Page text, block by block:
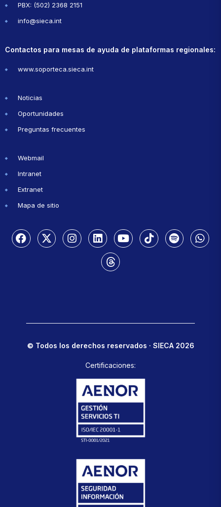
PBX: (502) 2368 2151
info@sieca.int
Contactos para mesas de ayuda de plataformas regionales:
www.soporteca.sieca.int
Noticias
Oportunidades
Preguntas frecuentes
Webmail
Intranet
Extranet
Mapa de sitio
© Todos los derechos reservados · SIECA 2026
Certificaciones: